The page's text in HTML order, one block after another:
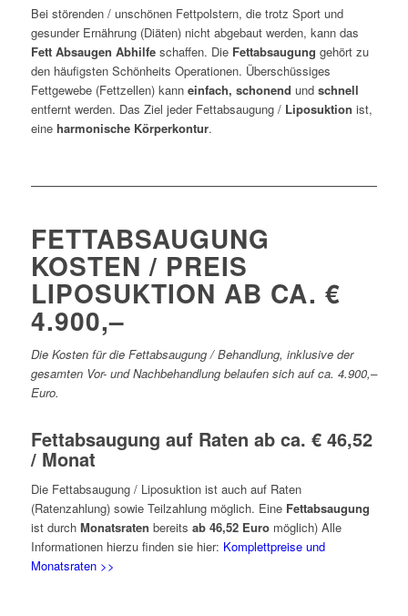
Bei störenden / unschönen Fettpolstern, die trotz Sport und
gesunder Ernährung (Diäten) nicht abgebaut werden, kann das
Fett Absaugen Abhilfeschaffen. Die Fettabsaugung gehört zu
den häufigsten Schönheits Operationen. Überschüssiges
Fettgewebe (Fettzellen) kann einfach, schonend und schnell
entfernt werden. Das Ziel jeder Fettabsaugung / Liposuktion ist,
eine harmonische Körperkontur.
FETTABSAUGUNG
KOSTEN / PREIS
LIPOSUKTION AB CA. €
4.900,–
Die Kosten für die Fettabsaugung / Behandlung, inklusive der
gesamten Vor- und Nachbehandlung belaufen sich auf ca. 4.900,–
Euro.
Fettabsaugung auf Raten ab ca. € 46,52
/ Monat
Die Fettabsaugung / Liposuktion ist auch auf Raten
(Ratenzahlung) sowie Teilzahlung möglich. Eine Fettabsaugung
ist durch Monatsraten bereits ab 46,52 Euromöglich) Alle
Informationen hierzu finden sie hier: Komplettpreise und
Monatsraten >>